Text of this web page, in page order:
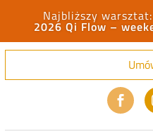
2026 Qi Flow –
